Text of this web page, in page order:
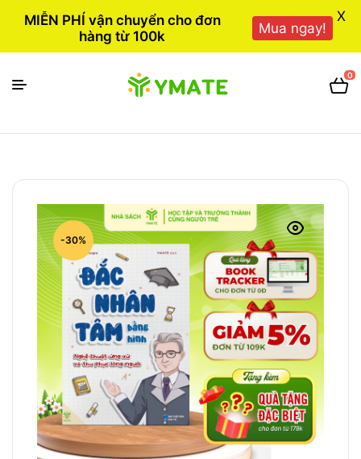
0
-30%
MIỄN PHÍ vận chuyển cho đơn
hàng từ 100k
Mua ngay!
X